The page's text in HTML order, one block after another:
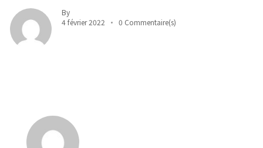
By
4 février 2022
0 Commentaire(s)